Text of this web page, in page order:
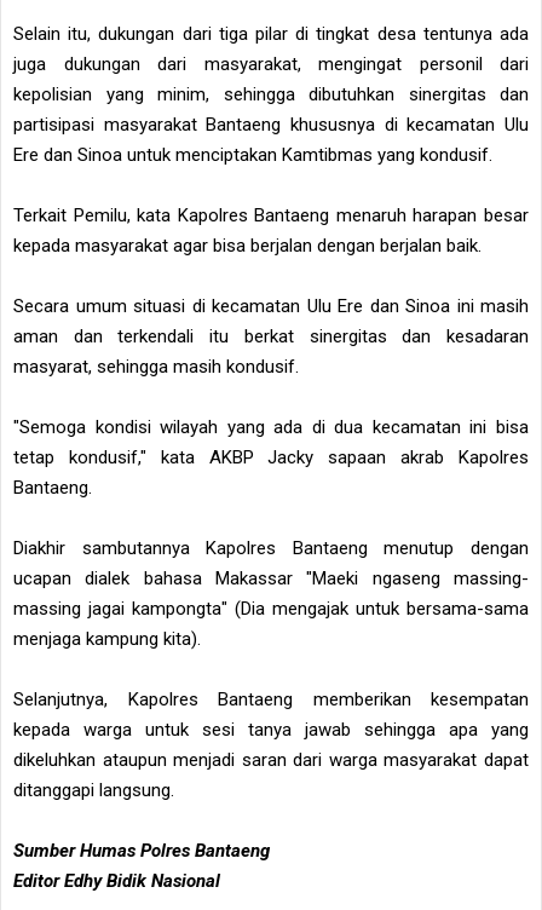
Selain itu, dukungan dari tiga pilar di tingkat desa tentunya ada
juga dukungan dari masyarakat, mengingat personil dari
kepolisian yang minim, sehingga dibutuhkan sinergitas dan
partisipasi masyarakat Bantaeng khususnya di kecamatan Ulu
Ere dan Sinoa untuk menciptakan Kamtibmas yang kondusif.
Terkait Pemilu, kata Kapolres Bantaeng menaruh harapan besar
kepada masyarakat agar bisa berjalan dengan berjalan baik.
Secara umum situasi di kecamatan Ulu Ere dan Sinoa ini masih
aman dan terkendali itu berkat sinergitas dan kesadaran
masyarat, sehingga masih kondusif.
"Semoga kondisi wilayah yang ada di dua kecamatan ini bisa
tetap kondusif," kata AKBP Jacky sapaan akrab Kapolres
Bantaeng.
Diakhir sambutannya Kapolres Bantaeng menutup dengan
ucapan dialek bahasa Makassar "Maeki ngaseng massing-
massing jagai kampongta" (Dia mengajak untuk bersama-sama
menjaga kampung kita).
Selanjutnya, Kapolres Bantaeng memberikan kesempatan
kepada warga untuk sesi tanya jawab sehingga apa yang
dikeluhkan ataupun menjadi saran dari warga masyarakat dapat
ditanggapi langsung.
Sumber Humas Polres Bantaeng
Editor Edhy Bidik Nasional